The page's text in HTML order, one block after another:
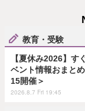
教育・受験
【夏休み2026】す
ベント情報おまと
15開催＞
2026.8.7 Fri 19:45